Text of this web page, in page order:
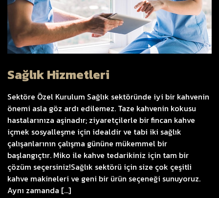
Sağlık Hizmetleri
Sektöre Özel Kurulum Sağlık sektöründe iyi bir kahvenin
önemi asla göz ardı edilemez. Taze kahvenin kokusu
hastalarınıza aşinadır; ziyaretçilerle bir fincan kahve
içmek sosyalleşme için idealdir ve tabi iki sağlık
çalışanlarının çalışma gününe mükemmel bir
başlangıçtır. Miko ile kahve tedarikiniz için tam bir
çözüm seçersiniz!Sağlık sektörü için size çok çeşitli
kahve makineleri ve geni bir ürün seçeneği sunuyoruz.
Aynı zamanda […]